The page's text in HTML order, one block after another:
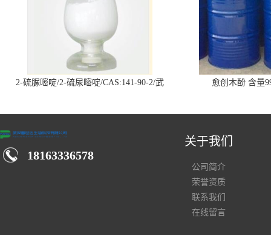
2-硫脲嘧啶/2-硫尿嘧啶/CAS:141-90-2/武
愈创木酚 含量
18163336578
关于我们
公司简介
荣誉资质
联系我们
在线留言